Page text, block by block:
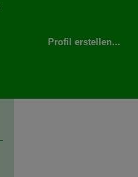
Profil erstellen...